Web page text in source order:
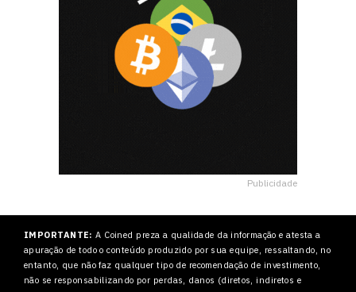
Publicidade
IMPORTANTE: A Coined preza a qualidade da informação e atesta a
apuração de todo o conteúdo produzido por sua equipe, ressaltando, no
entanto, que não faz qualquer tipo de recomendação de investimento,
não se responsabilizando por perdas, danos (diretos, indiretos e